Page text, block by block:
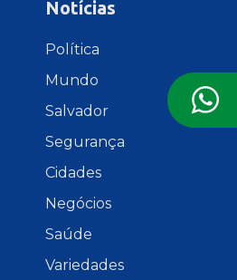
Notícias
Política
Mundo
Salvador
Segurança
Cidades
Negócios
Saúde
Variedades